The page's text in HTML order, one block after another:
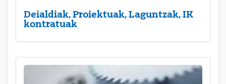
Deialdiak, Proiektuak, Laguntzak, IK
kontratuak